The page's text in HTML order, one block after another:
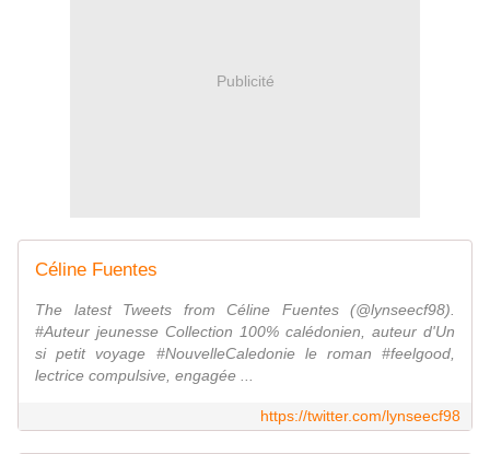
Publicité
Céline Fuentes
The latest Tweets from Céline Fuentes (@lynseecf98).
#Auteur jeunesse Collection 100% calédonien, auteur d'Un
si petit voyage #NouvelleCaledonie le roman #feelgood,
lectrice compulsive, engagée ...
https://twitter.com/lynseecf98